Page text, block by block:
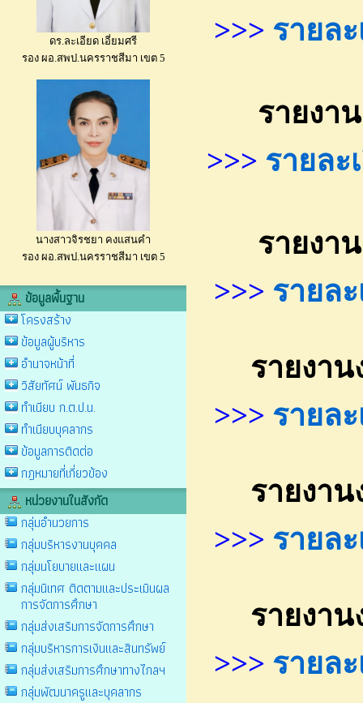
ดร.ละเอียด เอี่ยมศรี
รอง ผอ.สพป.นครราชสีมา เขต 5
นางสาวจิรชยา คงแสนคำ
รอง ผอ.สพป.นครราชสีมา เขต 5
ข้อมูลพื้นฐาน
โครงสร้าง
ข้อมูลผู้บริหาร
อำนาจหน้าที่
วิสัยทัศน์ พันธกิจ
ทำเนียบ ก.ต.ป.น.
ทำเนียบบุคลากร
ข้อมูลการติดต่อ
กฎหมายที่เกี่ยวข้อง
หน่วยงานในสังกัด
กลุ่มอำนวยการ
กลุ่มบริหารงานบุคคล
กลุ่มนโยบายและแผน
กลุ่มนิเทศ ติดตามและประเมินผล
การจัดการศึกษา
กลุ่มส่งเสริมการจัดการศึกษา
กลุ่มบริหารการเงินและสินทรัพย์
กลุ่มส่งเสริมการศึกษาทางไกลฯ
กลุ่มพัฒนาครูและบุคลากร
>>> รายล
รายงานง
>>> รายละ
รายงานง
>>> รายล
รายงานง
>>> รายล
รายงานง
>>> รายล
รายงานง
>>> รายล